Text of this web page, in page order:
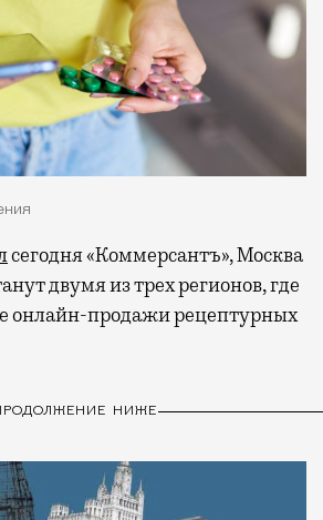
сегодня «Коммерсантъ», Москва
двумя из трех регионов, где
онлайн-продажи рецептурных
НИЖЕ